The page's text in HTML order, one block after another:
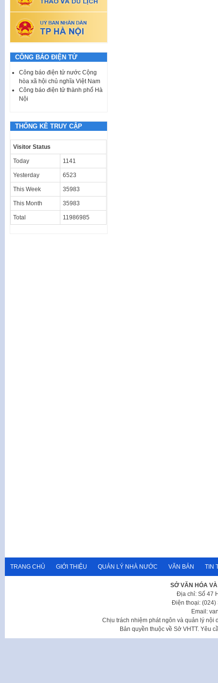
CÔNG BÁO ĐIỆN TỬ
Công báo điện tử nước Cộng
hòa xã hội chủ nghĩa Việt Nam
Công báo điện tử thành phố Hà
Nội
THỐNG KÊ TRUY CẬP
Visitor Status
Today 1141
Yesterday 6523
This Week 35983
This Month 35983
Total 11986985
TRANG CHỦ GIỚI THIỆU QUẢN LÝ NHÀ NƯỚC VĂN BẢN TIN
SỞ VĂN HÓA
Địa chỉ: Số 47
Điện thoại: (024)
Email:
Chịu trách nhiệm phát ngôn và quản lý nội
Bản quyền thuộc về Sở VHTT. Yêu